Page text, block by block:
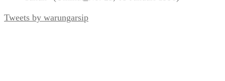
Tweets by warungarsip